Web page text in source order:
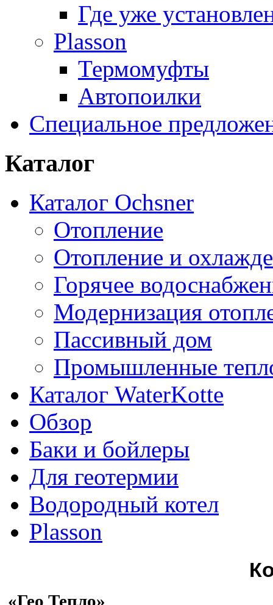
Где уже
Plasson
Термомуфты
Автопоилки
Специальное
Каталог
Каталог Ochsner
Отопление
Отопление и
Горячее
Модернизация
Пассивный дом
Промышленные
Каталог WaterKotte
Обзор
Баки и бойлеры
Для геотермии
Водородный котел
Plasson
«Гео Тепло»